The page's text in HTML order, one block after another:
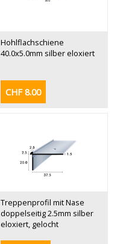
Hohlflachschiene
40.0x5.0mm silber eloxiert
CHF 8.00
Treppenprofil mit Nase
doppelseitig 2.5mm silber
eloxiert, gelocht